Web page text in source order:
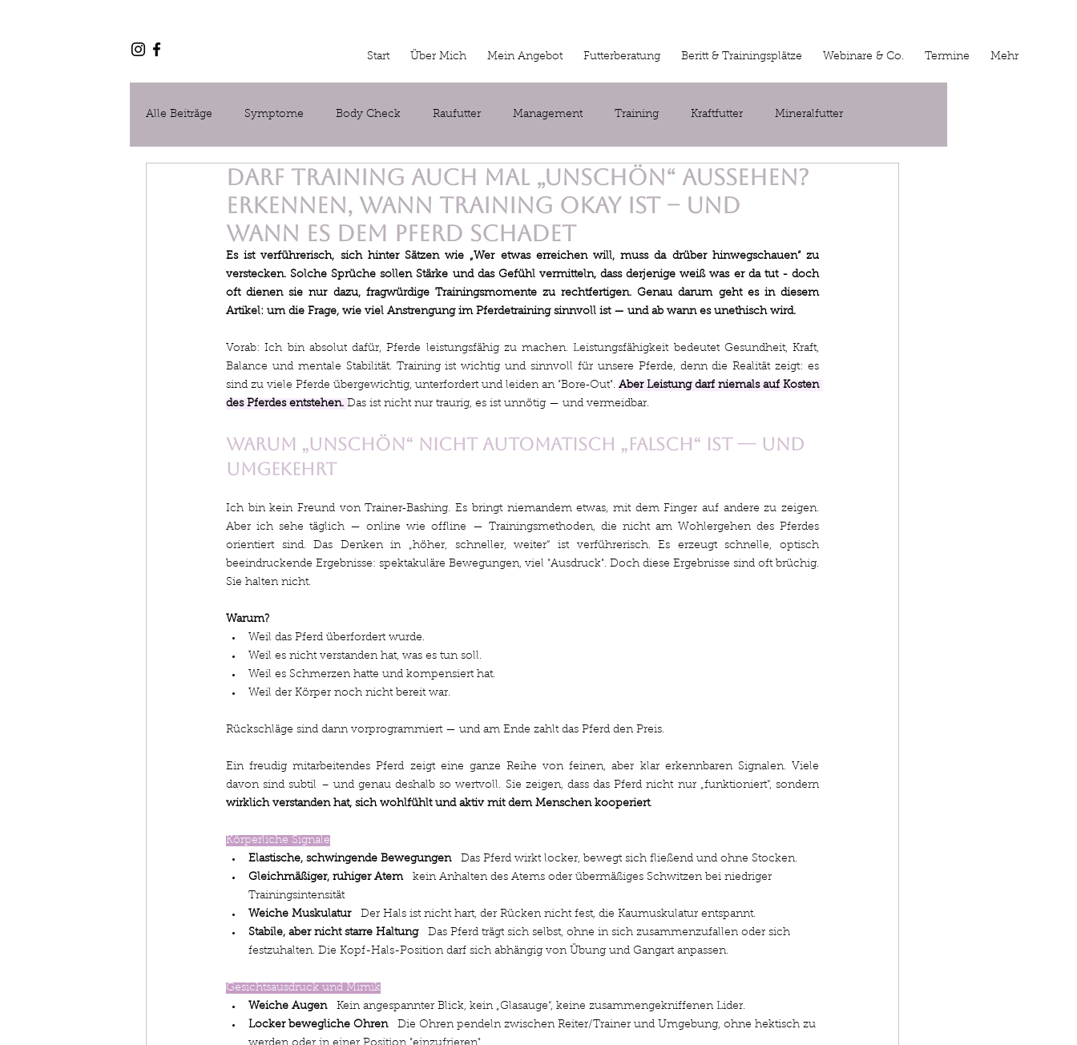
Start Über Mich Mein Angebot Futterberatung Beritt & Trainingsplätze Webinare & Co. Termine Mehr
Alle Beiträge Symptome Body Check Raufutter Management Training Kraftfutter Mineralfutter
Reha / Trainingstherapie Wellness fürs Pferd Pferdeverhalten
Darf Training auch mal „unschön“ aussehen?
Erkennen, wann Training okay ist – und
wann es dem Pferd schadet
Es ist verführerisch, sich hinter Sätzen wie „Wer etwas erreichen will, muss da drüber hinwegschauen“ zu
verstecken. Solche Sprüche sollen Stärke und das Gefühl vermitteln, dass derjenige weiß was er da tut - doch
oft dienen sie nur dazu, fragwürdige Trainingsmomente zu rechtfertigen. Genau darum geht es in diesem
Artikel: um die Frage, wie viel Anstrengung im Pferdetraining sinnvoll ist — und ab wann es unethisch wird.
Vorab: Ich bin absolut dafür, Pferde leistungsfähig zu machen. Leistungsfähigkeit bedeutet Gesundheit, Kraft,
Balance und mentale Stabilität. Training ist wichtig und sinnvoll für unsere Pferde, denn die Realität zeigt: es
sind zu viele Pferde übergewichtig, unterfordert und leiden an "Bore‑Out". Aber Leistung darf niemals auf Kosten
des Pferdes entstehen. Das ist nicht nur traurig, es ist unnötig — und vermeidbar.
Warum „unschön“ nicht automatisch „falsch“ ist — und
umgekehrt
Ich bin kein Freund von Trainer‑Bashing. Es bringt niemandem etwas, mit dem Finger auf andere zu zeigen.
Aber ich sehe täglich — online wie offline — Trainingsmethoden, die nicht am Wohlergehen des Pferdes
orientiert sind. Das Denken in „höher, schneller, weiter“ ist verführerisch. Es erzeugt schnelle, optisch
beeindruckende Ergebnisse: spektakuläre Bewegungen, viel "Ausdruck". Doch diese Ergebnisse sind oft brüchig.
Sie halten nicht.
Warum?
Weil das Pferd überfordert wurde.
Weil es nicht verstanden hat, was es tun soll.
Weil es Schmerzen hatte und kompensiert hat.
Weil der Körper noch nicht bereit war.
Rückschläge sind dann vorprogrammiert — und am Ende zahlt das Pferd den Preis.
Ein freudig mitarbeitendes Pferd zeigt eine ganze Reihe von feinen, aber klar erkennbaren Signalen. Viele
wirklich verstanden hat, sich wohlfühlt und aktiv mit dem Menschen kooperiert.
Körperliche Signale
Elastische, schwingende Bewegungen Das Pferd wirkt locker, bewegt sich fließend und ohne Stocken.
Gleichmäßiger, ruhiger Atem kein Anhalten des Atems oder übermäßiges Schwitzen bei niedriger
Trainingsintensität
Weiche Muskulatur Der Hals ist nicht hart, der Rücken nicht fest, die Kaumuskulatur entspannt.
Stabile, aber nicht starre Haltung Das Pferd trägt sich selbst, ohne in sich zusammenzufallen oder sich
festzuhalten. Die Kopf-Hals-Position darf sich abhängig von Übung und Gangart anpassen.
Gesichtsausdruck und Mimik
Weiche Augen Kein angespannter Blick, kein „Glasauge“, keine zusammengekniffenen Lider.
Locker bewegliche Ohren Die Ohren pendeln zwischen Reiter/Trainer und Umgebung, ohne hektisch zu